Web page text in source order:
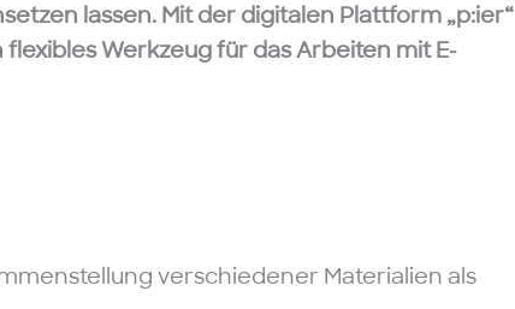
lassen. Mit der digitalen Plattform „p:ier“
Werkzeug für das Arbeiten mit E-
verschiedener Materialien als